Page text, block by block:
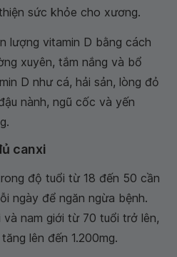
sức khỏe cho xương.
lượng vitamin D bằng cách
xuyên, tắm nắng và bổ
D như cá, hải sản, lòng đỏ
nành, ngũ cốc và yến
canxi
độ tuổi từ 18 đến 50 cần
ngày để ngăn ngừa bệnh.
nam giới từ 70 tuổi trở lên,
lên đến 1.200mg.